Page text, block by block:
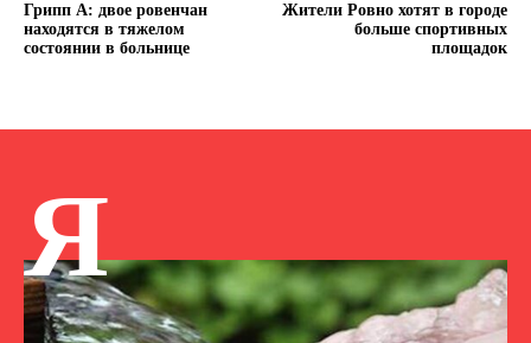
Грипп А: двое ровенчан
находятся в тяжелом
состоянии в больнице
Жители Ровно хотят в городе
больше спортивных
площадок
Я